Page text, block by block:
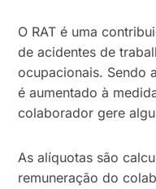
O RAT é uma
de acidentes de
ocupacionais. Sendo
é aumentado à
colaborador gere
As alíquotas são
remuneração do